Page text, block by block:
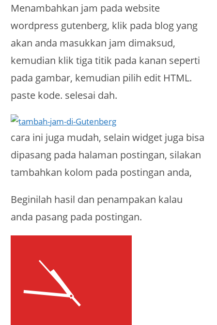
Menambahkan jam pada website
wordpress gutenberg, klik pada blog yang
akan anda masukkan jam dimaksud,
kemudian klik tiga titik pada kanan seperti
pada gambar, kemudian pilih edit HTML.
paste kode. selesai dah.
cara ini juga mudah, selain widget juga bisa
dipasang pada halaman postingan, silakan
tambahkan kolom pada postingan anda,
Beginilah hasil dan penampakan kalau
anda pasang pada postingan.